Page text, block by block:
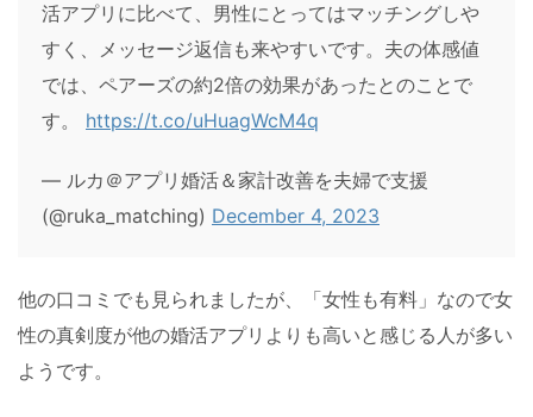
活アプリに比べて、男性にとってはマッチングしや
すく、メッセージ返信も来やすいです。夫の体感値
では、ペアーズの約2倍の効果があったとのことで
す。 https://t.co/uHuagWcM4q
— ルカ＠アプリ婚活＆家計改善を夫婦で支援
(@ruka_matching) December 4, 2023
他の口コミでも見られましたが、「女性も有料」なので女
性の真剣度が他の婚活アプリよりも高いと感じる人が多い
ようです。